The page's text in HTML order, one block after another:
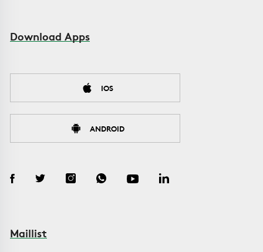
Download Apps
IOS
ANDROID
Maillist